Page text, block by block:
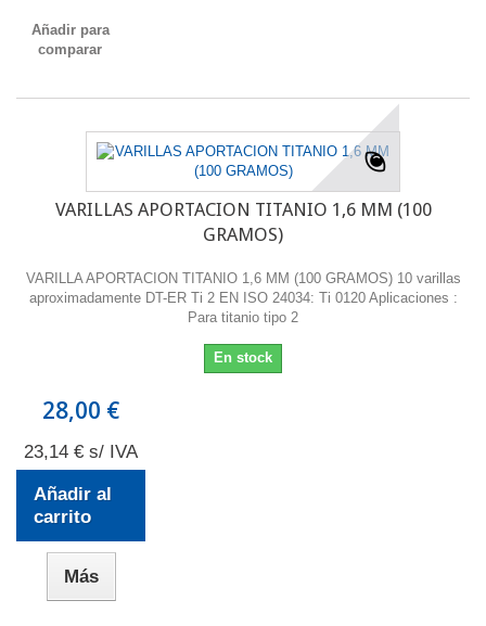
Añadir para
comparar
VARILLAS APORTACION TITANIO 1,6 MM (100
GRAMOS)
VARILLA APORTACION TITANIO 1,6 MM (100 GRAMOS) 10 varillas
aproximadamente DT-ER Ti 2 EN ISO 24034: Ti 0120 Aplicaciones :
Para titanio tipo 2
En stock
28,00 €
23,14 € s/ IVA
Añadir al
carrito
Más